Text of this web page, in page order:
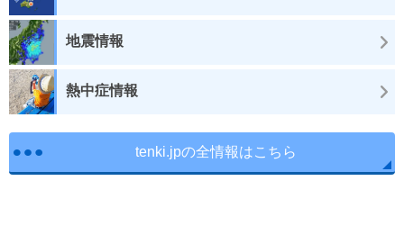
地震情報
熱中症情報
tenki.jpの全情報はこちら